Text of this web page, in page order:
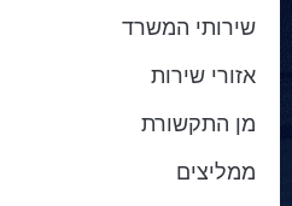
שירותי המשרד
אזורי שירות
מן התקשורת
ממליצים